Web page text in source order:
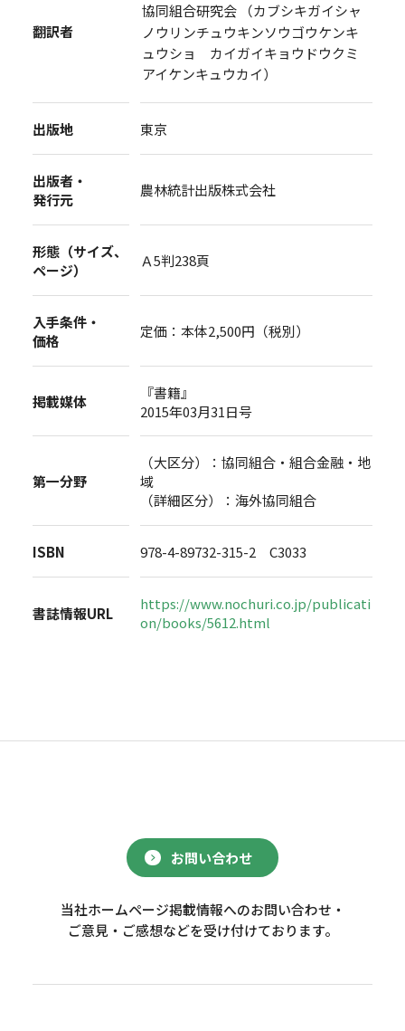
翻訳者
協同組合研究会 （カブシキガイシャ
ノウリンチュウキンソウゴウケンキ
ュウショ カイガイキョウドウクミ
アイケンキュウカイ）
出版地 東京
出版者・
発行元
農林統計出版株式会社
形態（サイズ、
ページ）
Ａ5判238頁
入手条件・
価格
定価：本体2,500円（税別）
掲載媒体
『書籍』
2015年03月31日号
第一分野
（大区分）：協同組合・組合金融・地
域
（詳細区分）：海外協同組合
ISBN 978-4-89732-315-2 C3033
書誌情報URL
https://www.nochuri.co.jp/publicati
on/books/5612.html
お問い合わせ
当社ホームページ掲載情報へのお問い合わせ・
ご意見・ご感想などを受け付けております。